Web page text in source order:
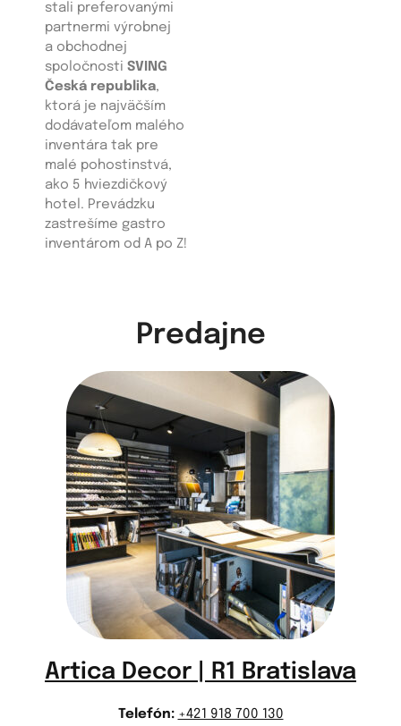
stali preferovanými
partnermi výrobnej
a obchodnej
spoločnosti SVING
Česká republika,
ktorá je najväčším
dodávateľom malého
inventára tak pre
malé pohostinstvá,
ako 5 hviezdičkový
hotel. Prevádzku
zastrešíme gastro
inventárom od A po Z!
Predajne
Artica Decor | R1 Bratislava
Telefón: +421 918 700 130